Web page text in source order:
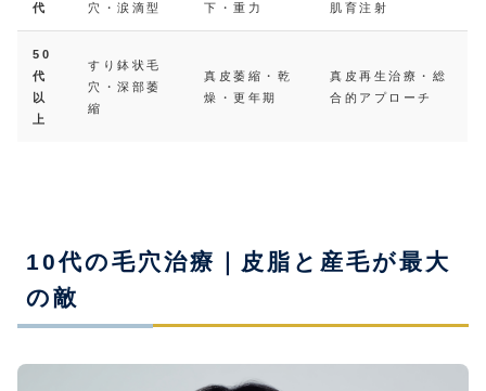
代
穴・涙滴型
下・重力
肌育注射
50
代
以
上
すり鉢状毛
穴・深部萎
縮
真皮萎縮・乾
燥・更年期
真皮再生治療・総
合的アプローチ
10代の毛穴治療｜皮脂と産毛が最大
の敵